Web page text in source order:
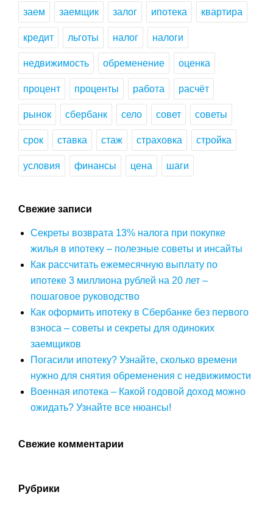
заем заемщик залог ипотека квартира
кредит льготы налог налоги
недвижимость обременение оценка
процент проценты работа расчёт
рынок сбербанк село совет советы
срок ставка стаж страховка стройка
условия финансы цена шаги
Свежие записи
Секреты возврата 13% налога при покупке
жилья в ипотеку – полезные советы и инсайты
Как рассчитать ежемесячную выплату по
ипотеке 3 миллиона рублей на 20 лет –
пошаговое руководство
Как оформить ипотеку в Сбербанке без первого
взноса – советы и секреты для одиноких
заемщиков
Погасили ипотеку? Узнайте, сколько времени
нужно для снятия обременения с недвижимости
Военная ипотека – Какой годовой доход можно
ожидать? Узнайте все нюансы!
Свежие комментарии
Рубрики